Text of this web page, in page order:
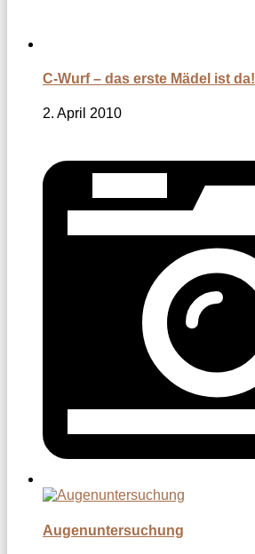
C-Wurf – das erste Mädel ist da!
2. April 2010
Augenuntersuchung